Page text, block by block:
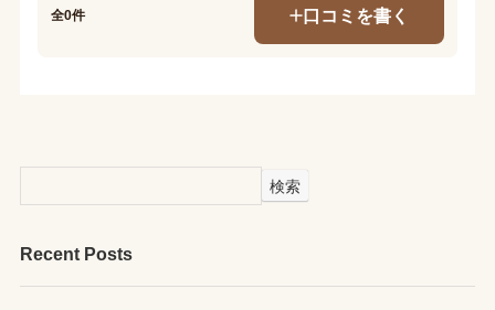
全0件 口コミを書く
検索
Recent Posts